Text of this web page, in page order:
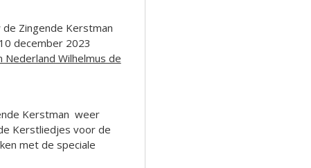
Zingende Kerstman
december 2023
Nederland Wilhelmus de
Kerstman weer
Kerstliedjes voor de
met de speciale